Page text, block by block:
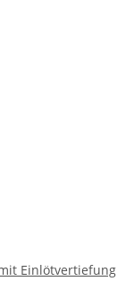
Einlötvertiefung